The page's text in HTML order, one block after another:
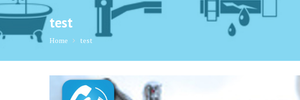
test
Home test